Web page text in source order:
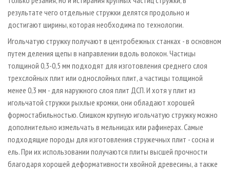
результате чего отдельные стружки делятся продольно и
достигают ширины, которая необходима по технологии.
Игольчатую стружку получают в центробежных станках - в основном
путем деления щепы в направлении вдоль волокон. Частицы
толщиной 0,3-0,5 мм подходят для изготовления среднего слоя
трехслойных плит или однослойных плит, а частицы толщиной
менее 0,3 мм - для наружного слоя плит ДСП. И хотя у плит из
игольчатой стружки рыхлые кромки, они обладают хорошей
формостабильностью. Слишком крупную игольчатую стружку можно
дополнительно измельчать в мельницах или рафинерах. Самые
подходящие породы для изготовления стружечных плит - сосна и
ель. При их использовании получаются плиты высшей прочности
благодаря хорошей деформативности хвойной древесины, а также